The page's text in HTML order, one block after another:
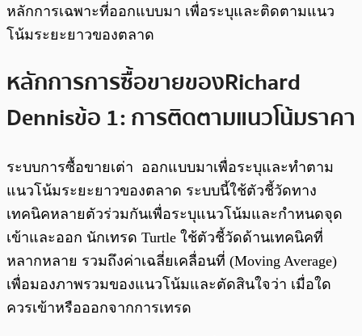
หลักการเฉพาะที่ออกแบบมา เพื่อระบุและติดตามแนว
โน้มระยะยาวของตลาด
หลักการการซื้อขายของ Richard
Dennis ข้อ 1: การติดตามแนวโน้มราคา
ระบบการซื้อขายเต่า ออกแบบมาเพื่อระบุและทำตาม
แนวโน้มระยะยาวของตลาด ระบบนี้ใช้ตัวชี้วัดทาง
เทคนิคหลายตัวร่วมกันเพื่อระบุแนวโน้มและกำหนดจุด
เข้าและออก นักเทรด Turtle ใช้ตัวชี้วัดด้านเทคนิคที่
หลากหลาย รวมถึงค่าเฉลี่ยเคลื่อนที่ (Moving Average)
เพื่อมองภาพรวมของแนวโน้มและตัดสินใจว่า เมื่อใด
ควรเข้าหรือออกจากการเทรด